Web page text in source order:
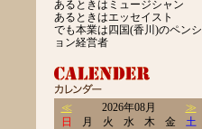
あるときはミュージシャン
あるときはエッセイスト
でも本業は四国(香川)のペンシ
ョン経営者
≪ 2026年08月
≫
日
月 火 水 木 金
土